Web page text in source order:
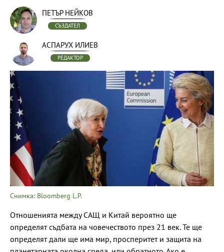
ПЕТЪР НЕЙКОВ
СЪЗДАТЕЛ
АСПАРУХ ИЛИЕВ
РЕДАКТОР
Снимка: Bloomberg L.P.
Отношенията между САЩ и Китай вероятно ще
определят съдбата на човечеството през 21 век. Те ще
определят дали ще има мир, просперитет и защита на